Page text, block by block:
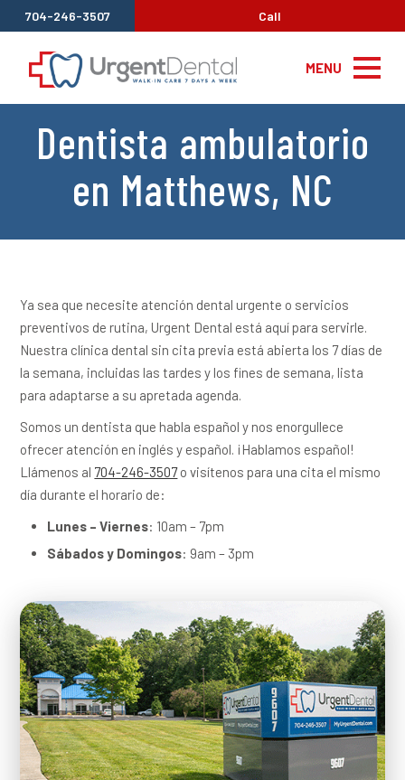
704-246-3507 Call
MENU
Dentista ambulatorio
en Matthews, NC
Ya sea que necesite atención dental urgente o servicios
preventivos de rutina, Urgent Dental está aquí para servirle.
Nuestra clínica dental sin cita previa está abierta los 7 días de
la semana, incluidas las tardes y los fines de semana, lista
para adaptarse a su apretada agenda.
Somos un dentista que habla español y nos enorgullece
ofrecer atención en inglés y español. ¡Hablamos español!
Llámenos al 704-246-3507o visítenos para una cita el mismo
día durante el horario de:
Lunes – Viernes: 10am – 7pm
Sábados y Domingos: 9am – 3pm